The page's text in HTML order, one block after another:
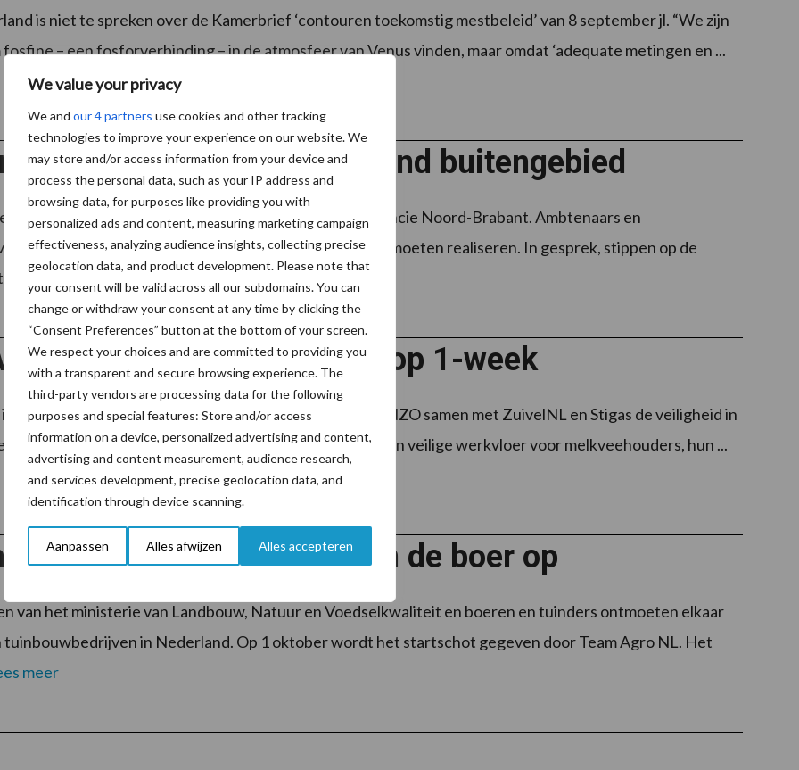
We value your privacy
We and our 4 partners use cookies and other tracking
technologies to improve your experience on our website. We
may store and/or access information from your device and
process the personal data, such as your IP address and
browsing data, for purposes like providing you with
personalized ads and content, measuring marketing campaign
effectiveness, analyzing audience insights, collecting precise
geolocation data, and product development. Please note that
your consent will be valid across all our subdomains. You can
change or withdraw your consent at any time by clicking the
“Consent Preferences” button at the bottom of your screen.
We respect your choices and are committed to providing you
with a transparent and secure browsing experience. The
third-party vendors are processing data for the following
purposes and special features: Store and/or access
information on a device, personalized advertising and content,
advertising and content measurement, audience research,
and services development, precise geolocation data, and
identification through device scanning.
Aanpassen Alles afwijzen Alles accepteren
is niet te spreken over de Kamerbrief ‘contouren toekomstig mestbeleid’ van 8 september jl. “We zijn
– een fosforverbinding – in de atmosfeer van Venus vinden, maar omdat ‘adequate metingen en ...
in het veranderend buitengebied
op het boerenerf verandert. Zeker in Provincie Noord-Brabant. Ambtenaars en
zullen samen de veranderingen op het boerenerf moeten realiseren. In gesprek, stippen op de
...
in actie tijdens Veilig op 1-week
een project waarmee NMV, LTO Nederland, NAJK en NZO samen met ZuivelNL en Stigas de veiligheid in
willen verbeteren. Doel van het project is om een veilige werkvloer voor melkveehouders, hun ...
Agro NL: Ambtenaren gaan de boer op
van het ministerie van Landbouw, Natuur en Voedselkwaliteit en boeren en tuinders ontmoeten elkaar
tuinbouwbedrijven in Nederland. Op 1 oktober wordt het startschot gegeven door Team Agro NL. Het
meer